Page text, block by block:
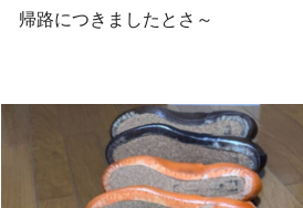
帰路につきましたとさ～